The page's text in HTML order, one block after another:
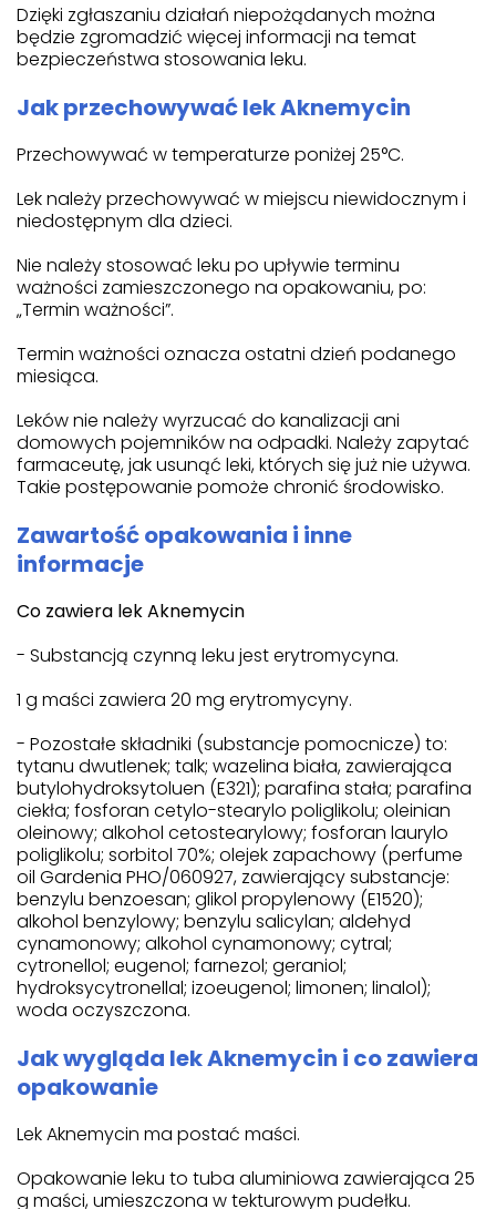
Dzięki zgłaszaniu działań niepożądanych można
będzie zgromadzić więcej informacji na temat
bezpieczeństwa stosowania leku.
Jak przechowywać lek Aknemycin
Przechowywać w temperaturze poniżej 25°C.
Lek należy przechowywać w miejscu niewidocznym i
niedostępnym dla dzieci.
Nie należy stosować leku po upływie terminu
ważności zamieszczonego na opakowaniu, po:
„Termin ważności”.
Termin ważności oznacza ostatni dzień podanego
miesiąca.
Leków nie należy wyrzucać do kanalizacji ani
domowych pojemników na odpadki. Należy zapytać
farmaceutę, jak usunąć leki, których się już nie używa.
Takie postępowanie pomoże chronić środowisko.
Zawartość opakowania i inne
informacje
Co zawiera lek Aknemycin
- Substancją czynną leku jest erytromycyna.
1 g maści zawiera 20 mg erytromycyny.
- Pozostałe składniki (substancje pomocnicze) to:
tytanu dwutlenek; talk; wazelina biała, zawierająca
butylohydroksytoluen (E321); parafina stała; parafina
ciekła; fosforan cetylo-stearylo poliglikolu; oleinian
oleinowy; alkohol cetostearylowy; fosforan laurylo
poliglikolu; sorbitol 70%; olejek zapachowy (perfume
oil Gardenia PHO/060927, zawierający substancje:
benzylu benzoesan; glikol propylenowy (E1520);
alkohol benzylowy; benzylu salicylan; aldehyd
cynamonowy; alkohol cynamonowy; cytral;
cytronellol; eugenol; farnezol; geraniol;
hydroksycytronellal; izoeugenol; limonen; linalol);
woda oczyszczona.
Jak wygląda lek Aknemycin i co zawiera
opakowanie
Lek Aknemycin ma postać maści.
Opakowanie leku to tuba aluminiowa zawierająca 25
g maści, umieszczona w tekturowym pudełku.